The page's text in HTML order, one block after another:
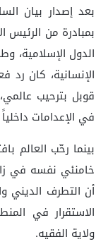
بعد إصدار بيان
بمبادرة من
الدول الإسلامية،
الإنسانية، كان رد
قوبل بترحيب
في الإعدامات
بينما رحّب العالم
خامنئي نفسه في
أن التطرف الديني
الاستقرار في
ولاية الفقيه.